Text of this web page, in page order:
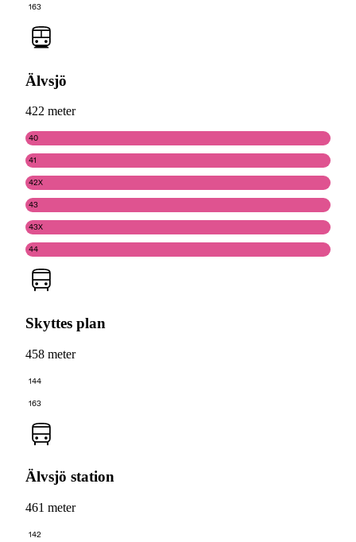
163
Älvsjö
422 meter
40
41
42X
43
43X
44
Skyttes plan
458 meter
144
163
Älvsjö station
461 meter
142